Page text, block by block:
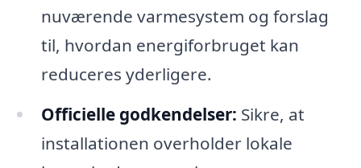
nuværende varmesystem og forslag
til, hvordan energiforbruget kan
reduceres yderligere.
Officielle godkendelser: Sikre, at
installationen overholder lokale